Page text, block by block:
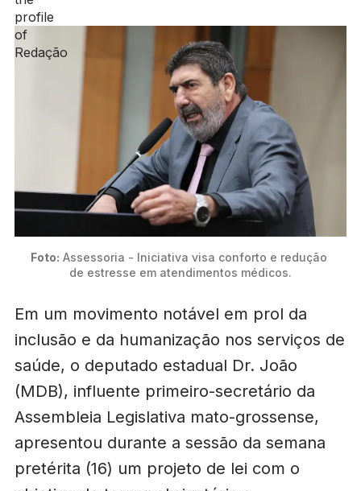
Foto: Assessoria - Iniciativa visa conforto e redução
de estresse em atendimentos médicos.
Em um movimento notável em prol da
inclusão e da humanização nos serviços de
saúde, o deputado estadual Dr. João
(MDB), influente primeiro-secretário da
Assembleia Legislativa mato-grossense,
apresentou durante a sessão da semana
pretérita (16) um projeto de lei com o